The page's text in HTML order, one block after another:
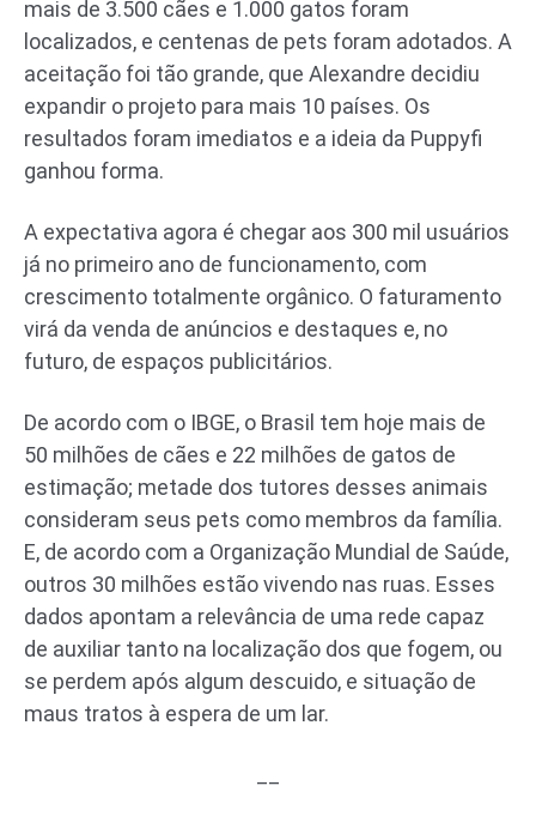
mais de 3.500 cães e 1.000 gatos foram
localizados, e centenas de pets foram adotados. A
aceitação foi tão grande, que Alexandre decidiu
expandir o projeto para mais 10 países. Os
resultados foram imediatos e a ideia da Puppyfi
ganhou forma.
A expectativa agora é chegar aos 300 mil usuários
já no primeiro ano de funcionamento, com
crescimento totalmente orgânico. O faturamento
virá da venda de anúncios e destaques e, no
futuro, de espaços publicitários.
De acordo com o IBGE, o Brasil tem hoje mais de
50 milhões de cães e 22 milhões de gatos de
estimação; metade dos tutores desses animais
consideram seus pets como membros da família.
E, de acordo com a Organização Mundial de Saúde,
outros 30 milhões estão vivendo nas ruas. Esses
dados apontam a relevância de uma rede capaz
de auxiliar tanto na localização dos que fogem, ou
se perdem após algum descuido, e situação de
maus tratos à espera de um lar.